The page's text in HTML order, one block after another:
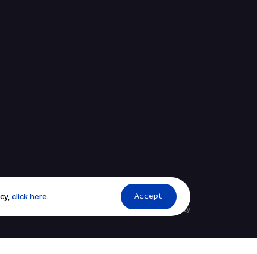
click here. Accept
Terms of servicePrivacy policy